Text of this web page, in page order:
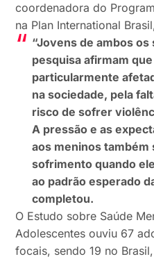
coordenadora do
na Plan International
“Jovens de ambos
pesquisa afirmam
particularmente
na sociedade, pela
risco de sofrer
A pressão e as
aos meninos também
sofrimento quando
ao padrão esperado
completou.
O Estudo sobre Saúde
Adolescentes ouviu 67
focais, sendo 19 no